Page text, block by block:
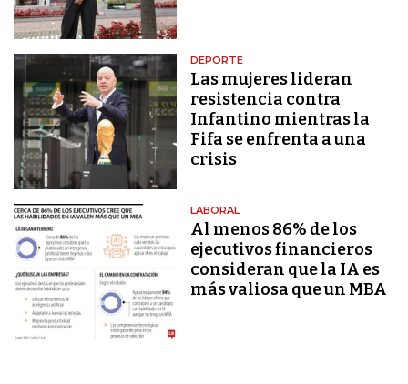
DEPORTE
Las mujeres lideran
resistencia contra
Infantino mientras la
Fifa se enfrenta a una
crisis
LABORAL
Al menos 86% de los
ejecutivos financieros
consideran que la IA es
más valiosa que un MBA